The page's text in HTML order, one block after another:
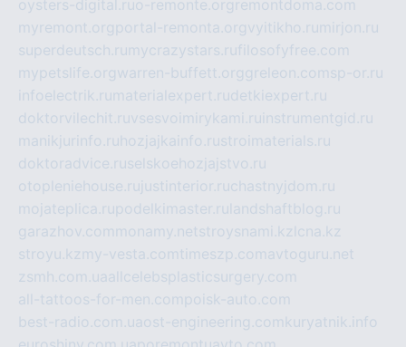
oysters-digital.ruo-remonte.org remontdoma.com
myremont.org portal-remonta.orgvyitikho.ru mirjon.ru
superdeutsch.ru mycrazystars.rufilosofyfree.com
mypetslife.orgwarren-buffett.orggreleon.comsp-or.ru
infoelectrik.ru materialexpert.rudetkiexpert.ru
doktorvilechit.ruvsesvoimirykami.ru instrumentgid.ru
manikjurinfo.ru hozjajkainfo.rustroimaterials.ru
doktoradvice.ruselskoehozjajstvo.ru
otopleniehouse.ru justinterior.ruchastnyjdom.ru
mojateplica.rupodelkimaster.ru landshaftblog.ru
garazhov.com monamy.netstroysnami.kz lcna.kz
stroyu.kz my-vesta.com timeszp.comavtoguru.net
zsmh.com.uaallcelebsplasticsurgery.com
all-tattoos-for-men.com poisk-auto.com
best-radio.com.uaost-engineering.com kuryatnik.info